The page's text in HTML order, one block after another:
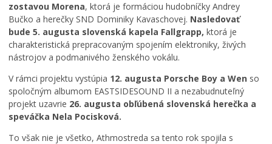
zostavou Morena, ktorá je formáciou hudobníčky Andrey
Bučko a herečky SND Dominiky Kavaschovej. Nasledovať
bude 5. augusta slovenská kapela Fallgrapp, ktorá je
charakteristická prepracovaným spojením elektroniky, živých
nástrojov a podmanivého ženského vokálu.
V rámci projektu vystúpia 12. augusta Porsche Boy a Wen so
spoločným albumom EASTSIDESOUND II a nezabudnuteľný
projekt uzavrie 26. augusta obľúbená slovenská herečka a
speváčka Nela Pocisková.
To však nie je všetko, Athmostreda sa tento rok spojila s